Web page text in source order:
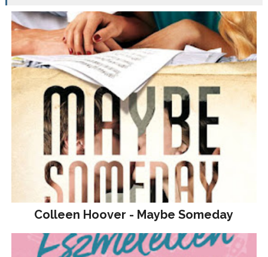
Colleen Hoover - Maybe Someday